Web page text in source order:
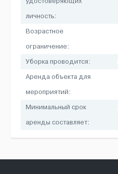
личность:
Возрастное
ограничение:
Уборка проводится:
Аренда объекта для
мероприятий:
Минимальный срок
аренды составляет: